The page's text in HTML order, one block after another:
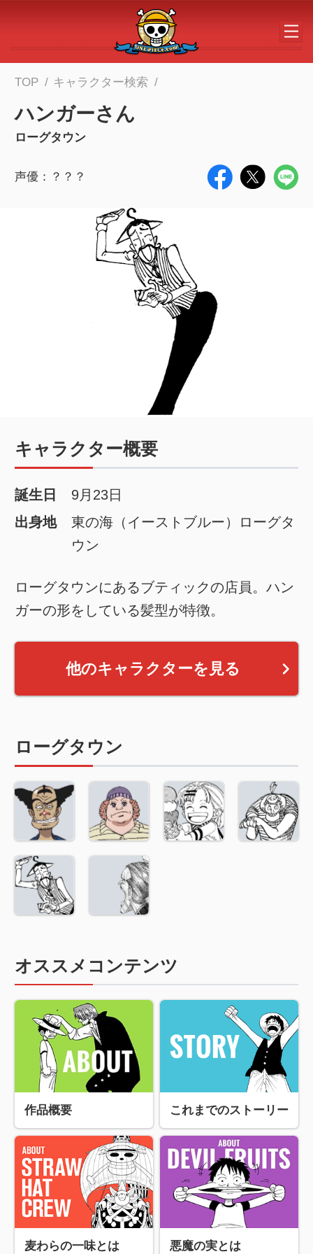
メインコンテンツへスキップする
TOP キャラクター検索
ハンガーさん
ローグタウン
声優：？？？
キャラクター概要
誕生日
9月23日
出身地
東の海（イーストブルー）ローグタ
ウン
ローグタウンにあるブティックの店員。ハン
ガーの形をしている髪型が特徴。
他のキャラクターを見る
ローグタウン
オススメコンテンツ
作品概要 これまでのストーリー
麦わらの一味とは 悪魔の実とは